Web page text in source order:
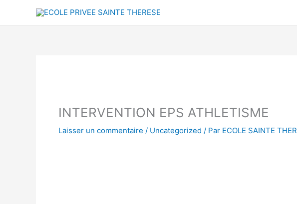
INTERVENTION EPS ATHLETISME
Laisser un commentaire / Uncategorized / Par ECOLE SAINTE